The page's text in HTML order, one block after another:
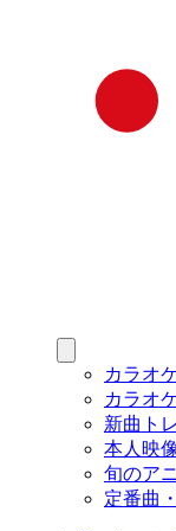
カラオ
カラオ
新曲ト
本人映
旬のア
定番曲